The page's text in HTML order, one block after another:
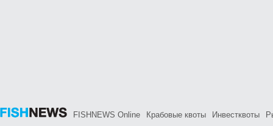
FISHNEWS Online Крабовые квоты Инвестквоты